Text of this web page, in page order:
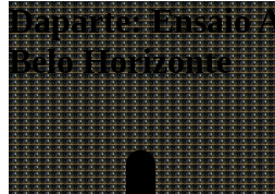
Daparte: Ensaio
Belo Horizonte